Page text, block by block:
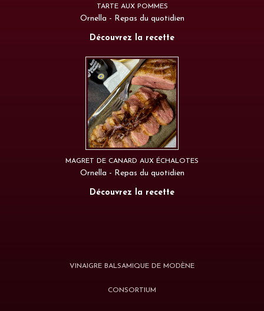
TARTE AUX POMMES
Ornella - Repas du quotidien
Découvrez la recette
MAGRET DE CANARD AUX ÉCHALOTES
Ornella - Repas du quotidien
Découvrez la recette
VINAIGRE BALSAMIQUE DE MODÈNE
CONSORTIUM